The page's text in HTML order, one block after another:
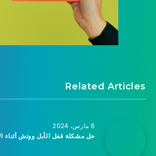
Related Articles
6 مارس، 2024
حل مشكلة قفل الأبل ووتش أثناء